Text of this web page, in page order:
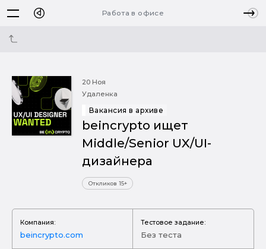
Работа в офисе
20 Ноя
Удаленка
Вакансия в архиве
beincrypto ищет
Middle/Senior UX/UI-
дизайнера
Откликов 15+
Компания:
beincrypto.com
Тестовое задание:
Без теста